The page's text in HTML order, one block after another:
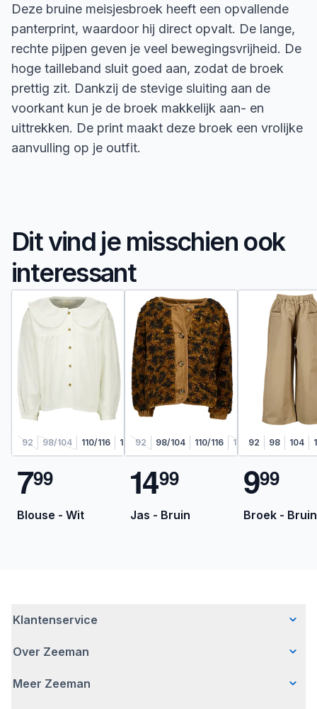
Deze bruine meisjesbroek heeft een opvallende
panterprint, waardoor hij direct opvalt. De lange,
rechte pijpen geven je veel bewegingsvrijheid. De
hoge tailleband sluit goed aan, zodat de broek
prettig zit. Dankzij de stevige sluiting aan de
voorkant kun je de broek makkelijk aan- en
uittrekken. De print maakt deze broek een vrolijke
aanvulling op je outfit.
Dit vind je misschien ook
interessant
92 98/104 110/116 122/128
799
Blouse - Wit
92 98/104 110/116 122/128
1499
Jas - Bruin
92 98 104
999
Broek - Bruin
Klantenservice
Veelgestelde vragen
Bezorgen
Over Zeeman
Wie wij zijn
Meer Zeeman